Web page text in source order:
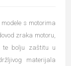
s motorima
zraka motoru,
te bolju zaštitu u
materijala